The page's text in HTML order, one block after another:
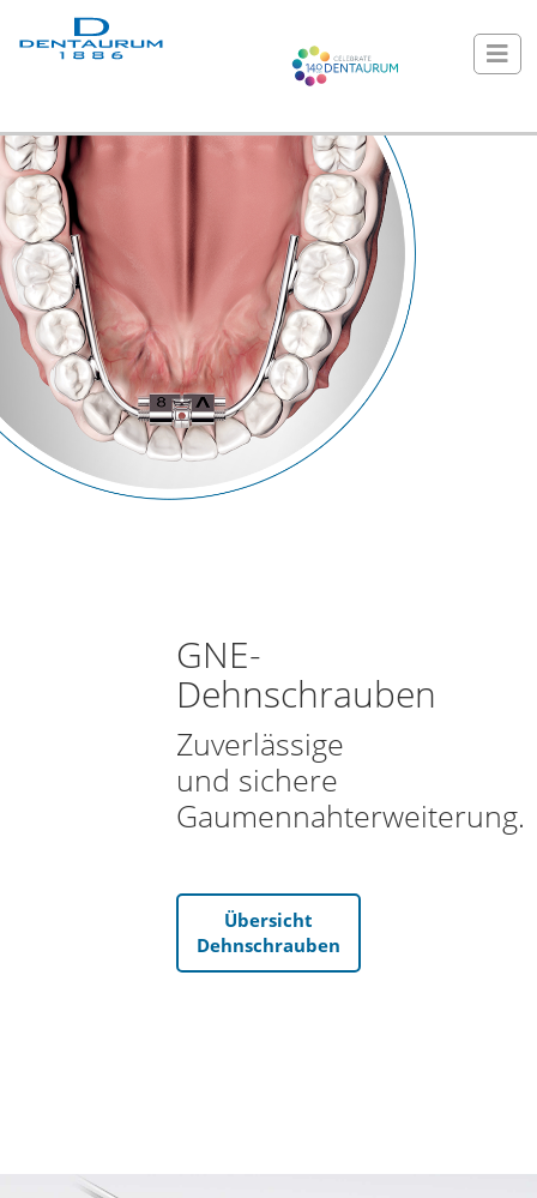
GNE-
Dehnschrauben
Zuverlässige
und sichere
Gaumennahterweiterung.
Übersicht
Dehnschrauben